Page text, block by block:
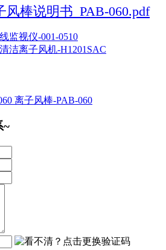
风棒说明书_PAB-060.pdf
监视仪-001-0510
洁离子风机-H1201SAC
离子风棒-PAB-060
~